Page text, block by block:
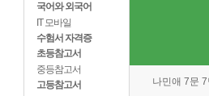
국어와 외국어
IT 모바일
수험서 자격증
초등참고서
중등참고서
고등참고서
나민애 7문